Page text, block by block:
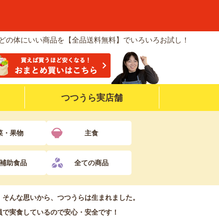
体にいい商品を【全品送料無料】でいろいろお試し！
つつうら実店舗
・果物 主食
助食品 全ての商品
んな思いから、つつうらは生まれました。
で実食しているので安心・安全です！